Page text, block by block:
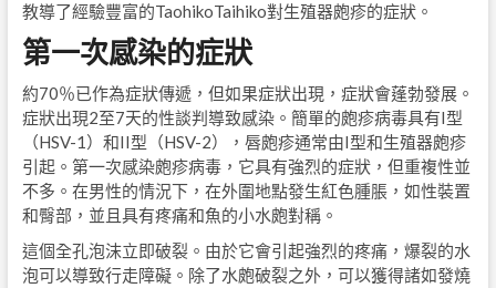
教導了經驗豐富的TaohikoTaihiko對生殖器皰疹的症狀。
第一次感染的症狀
約70％已作為症狀傳遞，但如果症狀出現，症狀會蓬勃發展。
症狀出現2至7天的性談判導致感染。簡單的皰疹病毒具有I型
（HSV-1）和II型（HSV-2），唇皰疹通常由I型和生殖器皰疹
引起。第一次感染皰疹病毒，它具有強烈的症狀，但重複性並
不多。在男性的情況下，在外圍地點發生紅色腫脹，如性裝置
和臀部，並且具有疼痛和魚的小水皰對稱。
這個全孔泡沫立即破裂。由於它會引起強烈的疼痛，爆裂的水
泡可以導致行走障礙。除了水皰破裂之外，可以獲得諸如發燒